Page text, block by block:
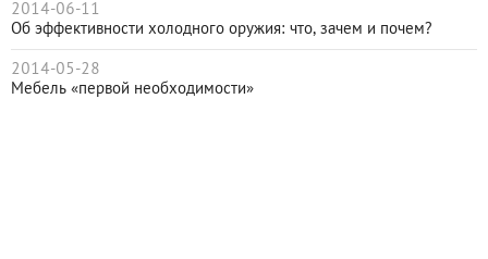
2014-06-11
Об эффективности холодного оружия: что, зачем и почем?
2014-05-28
Мебель «первой необходимости»